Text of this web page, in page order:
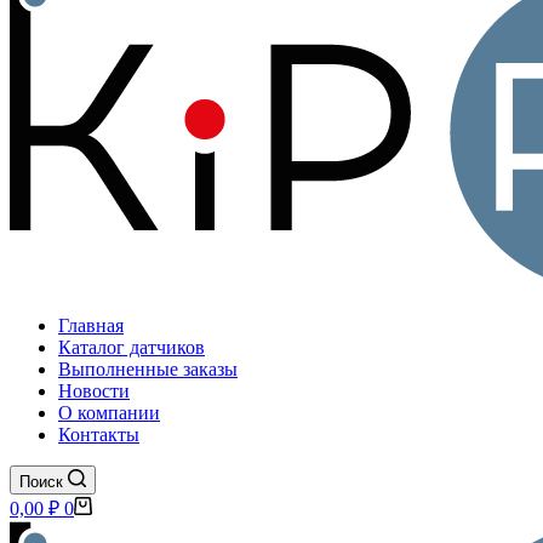
Главная
Каталог датчиков
Выполненные заказы
Новости
О компании
Контакты
Поиск
Корзина
0,00 ₽ 0